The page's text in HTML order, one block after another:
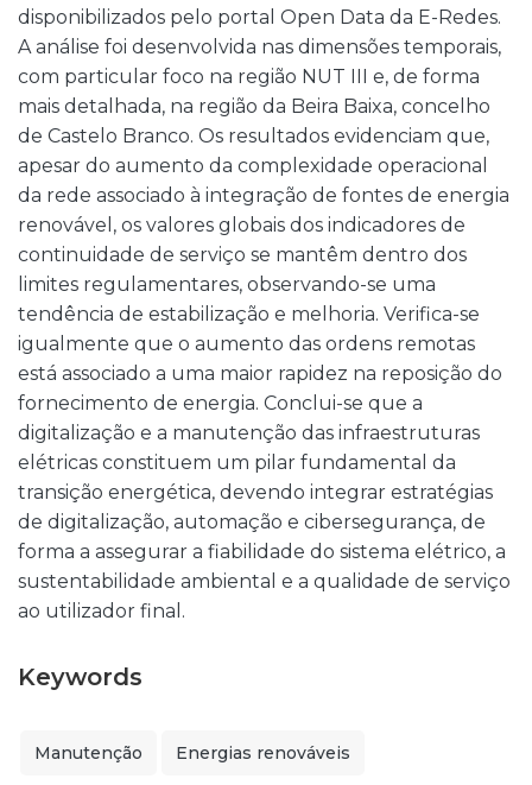
disponibilizados pelo portal Open Data da E-Redes.
A análise foi desenvolvida nas dimensões temporais,
com particular foco na região NUT III e, de forma
mais detalhada, na região da Beira Baixa, concelho
de Castelo Branco. Os resultados evidenciam que,
apesar do aumento da complexidade operacional
da rede associado à integração de fontes de energia
renovável, os valores globais dos indicadores de
continuidade de serviço se mantêm dentro dos
limites regulamentares, observando-se uma
tendência de estabilização e melhoria. Verifica-se
igualmente que o aumento das ordens remotas
está associado a uma maior rapidez na reposição do
fornecimento de energia. Conclui-se que a
digitalização e a manutenção das infraestruturas
elétricas constituem um pilar fundamental da
transição energética, devendo integrar estratégias
de digitalização, automação e cibersegurança, de
forma a assegurar a fiabilidade do sistema elétrico, a
sustentabilidade ambiental e a qualidade de serviço
ao utilizador final.
Keywords
Manutenção Energias renováveis